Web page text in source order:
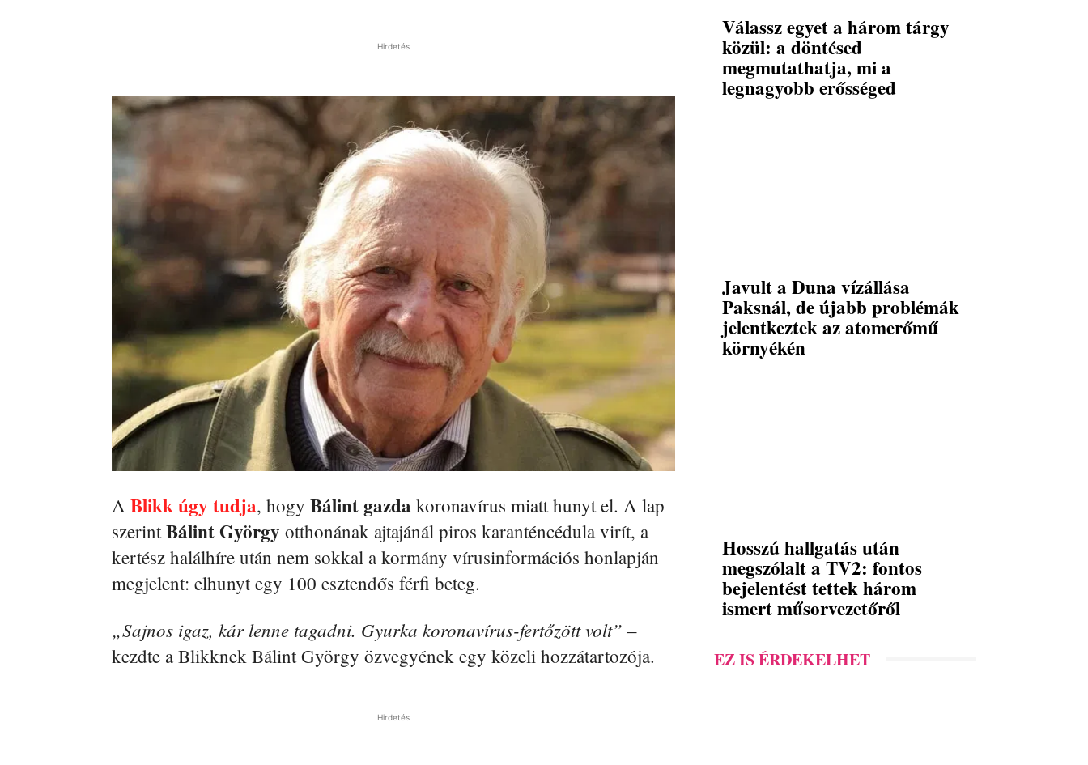
Hirdetés
A Blikk úgy tudja, hogy Bálint gazda koronavírus miatt hunyt el. A lap
szerintBálint György otthonának ajtajánál piros karanténcédula virít, a
kertész halálhíre után nem sokkal a kormány vírusinformációs honlapján
megjelent: elhunyt egy 100 esztendős férfi beteg.
„Sajnos igaz, kár lenne tagadni. Gyurka koronavírus-fertőzött volt” –
kezdte a Blikknek Bálint György özvegyének egy közeli hozzátartozója.
Hirdetés
Válassz egyet a három tárgy
közül: a döntésed
megmutathatja, mi a
legnagyobb erősséged
Javult a Duna vízállása
Paksnál, de újabb problémák
jelentkeztek az atomerőmű
környékén
Hosszú hallgatás után
megszólalt a TV2: fontos
bejelentést tettek három
ismert műsorvezetőről
EZ IS ÉRDEKELHET